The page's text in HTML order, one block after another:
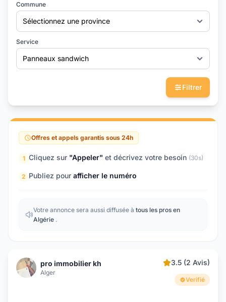
Commune
Sélectionnez une province
Service
Panneaux sandwich
Filtrer
Offres et appels garantis sous 24h
1 Cliquez sur "Appeler" et décrivez votre besoin (30s)
2 Publiez pour afficher le numéro
Votre annonce sera aussi diffusée à tous les pros en
Algérie .
pro immobilier kh
Alger
3.5 (2 Avis)
Verifié